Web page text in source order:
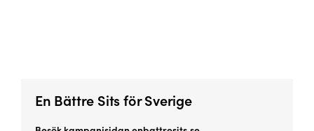
En Bättre Sits för Sverige